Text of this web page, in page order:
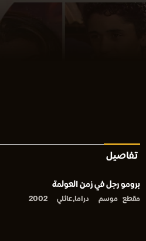
تفاصيل
برومو رجل في زمن العولمة
مقطع موسم دراما,عائلي 2002